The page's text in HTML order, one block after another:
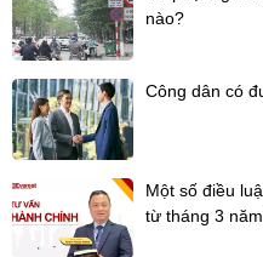
nào?
Công dân có
Một số điều
từ tháng 3